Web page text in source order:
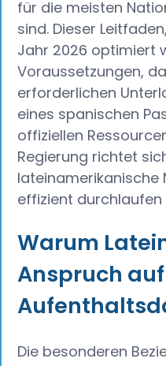
für die meisten
sind. Dieser
Jahr 2026 optimiert
Voraussetzungen,
erforderlichen
eines spanischen
offiziellen
Regierung richtet
lateinamerikanische
effizient
Warum
Anspruch
Die besonderen